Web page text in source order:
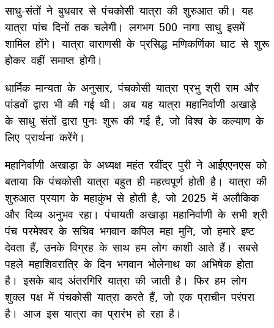
साधु-संतों ने बुधवार से पंचकोसी यात्रा की शुरुआत की। यह
यात्रा पांच दिनों तक चलेगी। लगभग 500 नागा साधु इसमें
शामिल होंगे। यात्रा वाराणसी के प्रसिद्ध मणिकर्णिका घाट से शुरू
होकर वहीं समाप्त होगी।
धार्मिक मान्यता के अनुसार, पंचकोसी यात्रा प्रभु श्री राम और
पांडवों द्वारा भी की गई थी। अब यह यात्रा महानिर्वाणी अखाड़े
के साधु संतों द्वारा पुनः शुरू की गई है, जो विश्व के कल्याण के
लिए प्रार्थना करेंगे।
महानिर्वाणी अखाड़ा के अध्यक्ष महंत रवींद्र पुरी ने आईएएनएस को
बताया कि पंचकोसी यात्रा बहुत ही महत्वपूर्ण होती है। यात्रा की
शुरुआत प्रयाग के महाकुंभ से होती है, जो 2025 में अलौकिक
और दिव्य अनुभव रहा। पंचायती अखाड़ा महानिर्वाणी के सभी श्री
पंच परमेश्वर के सचिव भगवान कपिल महा मुनि, जो हमारे इष्ट
देवता हैं, उनके विग्रह के साथ हम लोग काशी आते हैं। सबसे
पहले महाशिवरात्रि के दिन भगवान भोलेनाथ का अभिषेक होता
है। इसके बाद अंतरगिरि यात्रा की जाती है। फिर हम लोग
शुक्ल पक्ष में पंचकोसी यात्रा करते हैं, जो एक प्राचीन परंपरा
है। आज इस यात्रा का प्रारंभ हो रहा है।